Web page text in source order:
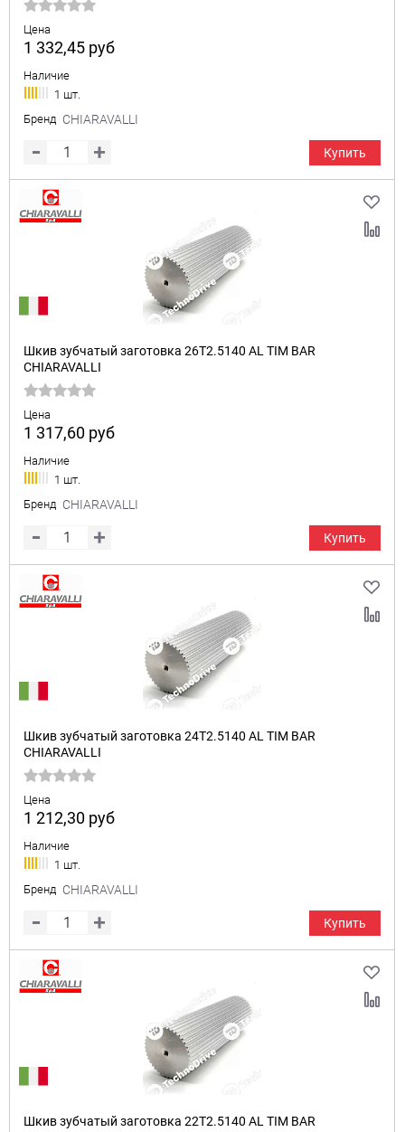
Цена
1 332,45 руб
Наличие
1 шт.
Бренд CHIARAVALLI
Купить
Шкив зубчатый заготовка 26T2.5140 AL TIM BAR
CHIARAVALLI
Цена
1 317,60 руб
Наличие
1 шт.
Бренд CHIARAVALLI
Купить
Шкив зубчатый заготовка 24T2.5140 AL TIM BAR
CHIARAVALLI
Цена
1 212,30 руб
Наличие
1 шт.
Бренд CHIARAVALLI
Купить
Шкив зубчатый заготовка 22T2.5140 AL TIM BAR